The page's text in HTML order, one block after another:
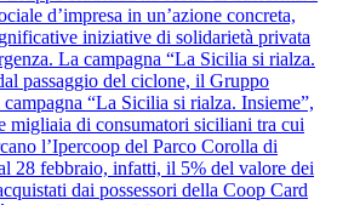
d’impresa in un’azione concreta,
iniziative di solidarietà privata
La campagna “La Sicilia si rialza.
passaggio del ciclone, il Gruppo
“La Sicilia si rialza. Insieme”,
migliaia di consumatori siciliani tra cui
l’Ipercoop del Parco Corolla di
28 febbraio, infatti, il 5% del valore dei
dai possessori della Coop Card